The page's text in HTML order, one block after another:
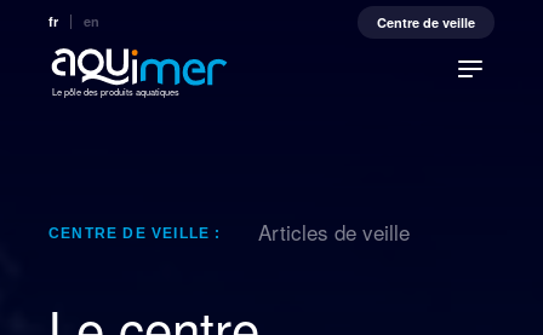
fr en Centre de veille
Le pôle des produits aquatiques
CENTRE DE VEILLE : Articles de veille